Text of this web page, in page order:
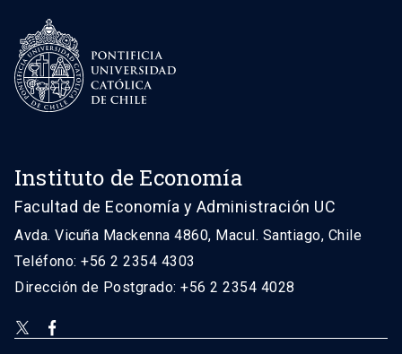
Instituto de Economía
Facultad de Economía y Administración UC
Avda. Vicuña Mackenna 4860, Macul. Santiago, Chile
Teléfono: +56 2 2354 4303
Dirección de Postgrado: +56 2 2354 4028